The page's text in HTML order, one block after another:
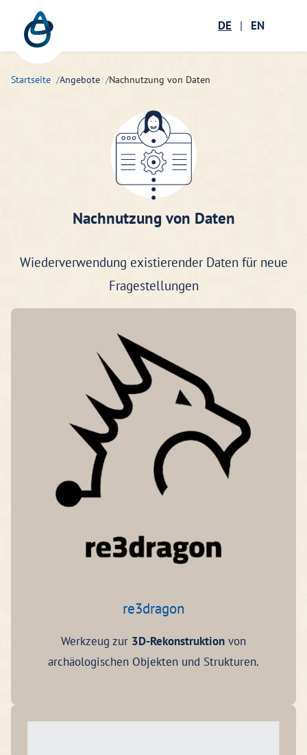
Zum Hauptinhalt springen
DE | EN
Startseite Angebote Nachnutzung von Daten
Nachnutzung von Daten
Wiederverwendung existierender Daten für neue
Fragestellungen
re3dragon
Werkzeug zur 3D-Rekonstruktion von
archäologischen Objekten und Strukturen.